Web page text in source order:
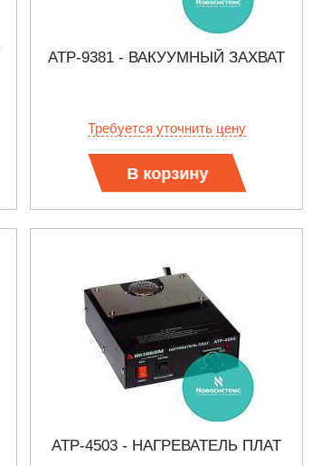
АТР-9381 - ВАКУУМНЫЙ ЗАХВАТ
Требуется уточнить цену
В корзину
АТР-4503 - НАГРЕВАТЕЛЬ ПЛАТ